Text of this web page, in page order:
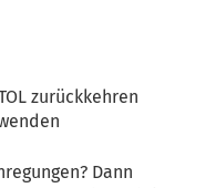
zurückkehren
Dann